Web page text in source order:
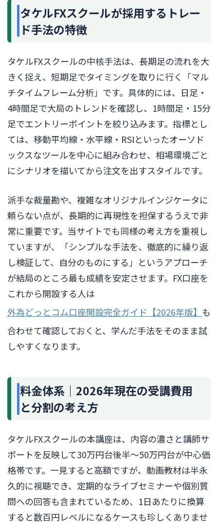
タケルFXスクールが採用するトレー
ド手法の特徴
タケルFXスクールの中核手法は、長期足の流れを大
きく捉え、短期足でタイミングを取りに行く「マル
チタイムフレーム分析」です。具体的には、日足・
4時間足で大局のトレンドを確認し、1時間足・15分
足でエントリーポイントを絞り込みます。指標とし
ては、移動平均線・水平線・RSIといったオーソド
ックスなツールを中心に組み合わせ、相場環境ごと
にシナリオを描いてから注文を出すスタイルです。
派手な裁量勘や、複雑なオリジナルインジケータに
頼らない点が、長期的に再現性を担保するうえで非
常に重要です。当サイトでも同様の考え方を重視し
ていますが、「シンプルな手法を、徹底的に繰り返
し検証して、自分のものにする」というアプローチ
が結局のところ最も成績を安定させます。FX口座を
これから開設する人は
外為どっとコム口座開設完全ガイド【2026年版】 も
合わせて確認しておくと、学んだ手法をそのまま試
しやすくなります。
料金体系｜2026年現在の受講費用
と分割の考え方
タケルFXスクールの本講座は、内容の濃さと講師サ
ポートを反映して30万円台後半〜50万円台が中心価
格帯です。一見すると高額ですが、動画教材は半永
久的に視聴でき、定期的なライブセミナーや個別質
問への回答も含まれているため、1日あたりに換算
すると数百円レベルになるケースも珍しくありませ